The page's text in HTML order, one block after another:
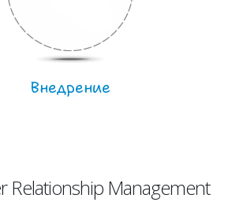
Внедрение
Relationship Management